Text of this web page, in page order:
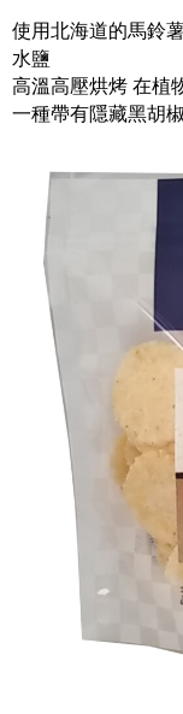
使用北海道的馬鈴
水鹽
高溫高壓烘烤 在植
一種帶有隱藏黑胡